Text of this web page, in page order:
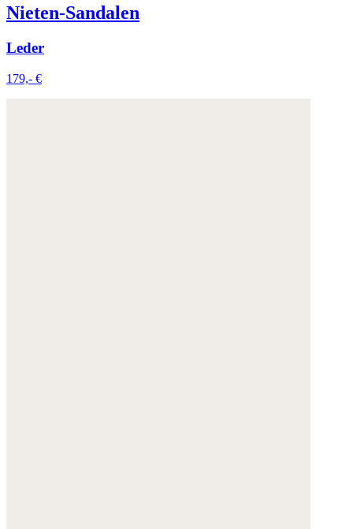
Nieten-Sandalen
Leder
179,- €